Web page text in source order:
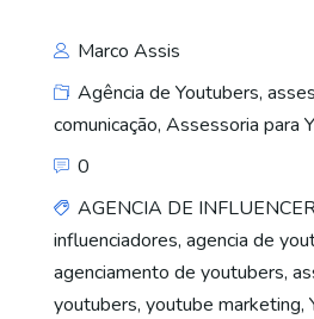
Marco Assis
Agência de Youtubers,
comunicação, Assessoria para
0
AGENCIA DE
influenciadores, agencia de
agenciamento de youtubers,
youtubers, youtube marketing,